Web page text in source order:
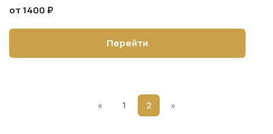
от 1400 ₽
Перейти
« Previous
1 2 »